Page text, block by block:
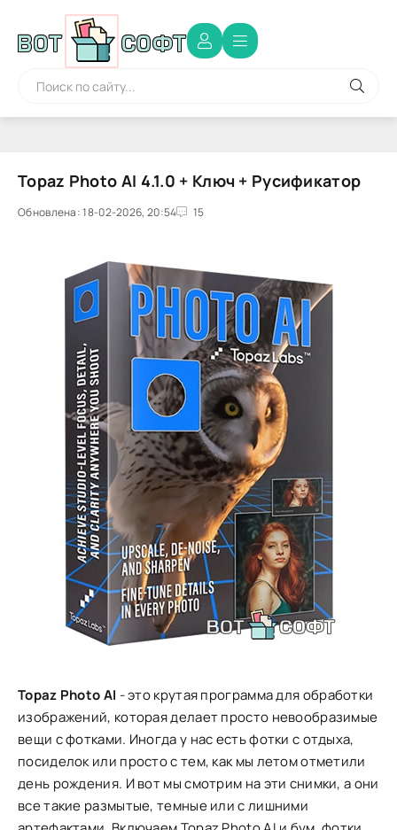
Topaz Photo AI 4.1.0 + Ключ + Русификатор
Обновлена: 18-02-2026, 20:54 15
Topaz Photo AI - это крутая программа для обработки
изображений, которая делает просто невообразимые
вещи с фотками. Иногда у нас есть фотки с отдыха,
посиделок или просто с тем, как мы летом отметили
день рождения. И вот мы смотрим на эти снимки, а они
все такие размытые, темные или с лишними